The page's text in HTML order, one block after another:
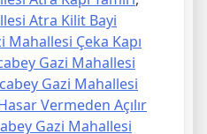
Atra Kilit Bayi
Mahallesi Çeka Kapı
Gazi Mahallesi
Gazi Mahallesi
Vermeden Açılır
Gazi Mahallesi